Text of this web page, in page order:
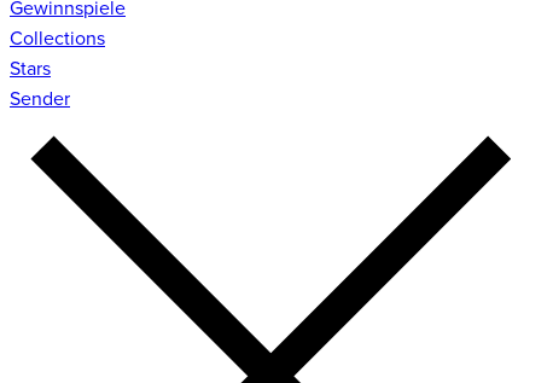
Gewinnspiele
Collections
Stars
Sender